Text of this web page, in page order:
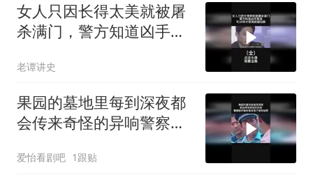
女人只因长得太美就被屠
杀满门，警方知道凶手是
案（全）
老谭讲史
果园的墓地里每到深夜都
会传来奇怪的异响警察掀
爱怡看剧吧 1跟贴